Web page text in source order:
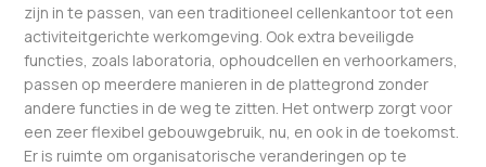
zijn in te passen, van een traditioneel cellenkantoor tot een
activiteitgerichte werkomgeving. Ook extra beveiligde
functies, zoals laboratoria, ophoudcellen en verhoorkamers,
passen op meerdere manieren in de plattegrond zonder
andere functies in de weg te zitten. Het ontwerp zorgt voor
een zeer flexibel gebouwgebruik, nu, en ook in de toekomst.
Er is ruimte om organisatorische veranderingen op te